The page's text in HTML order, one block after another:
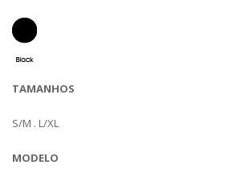
TAMANHOS
S/M . L/XL
MODELO